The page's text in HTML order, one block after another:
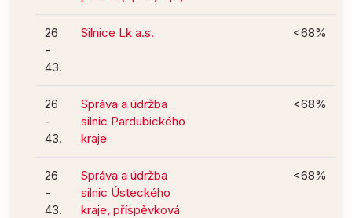
26
-
43.
Silnice Lk a.s. <68%
26
-
43.
Správa a údržba
silnic Pardubického
kraje
<68%
26
-
43.
Správa a údržba
silnic Ústeckého
kraje, příspěvková
<68%